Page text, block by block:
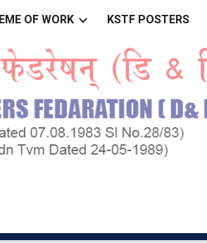
Skip to navigation
OF WORK KSTF POSTERS